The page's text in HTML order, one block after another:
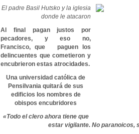
El padre Basil Hutsko y la iglesia
donde le atacaron
Al final pagan justos por
pecadores, y eso no,
Francisco, que paguen los
delincuentes que cometieron y
encubrieron estas atrocidades.
Una universidad católica de
Pensilvania quitará de sus
edificios los nombres de
obispos encubridores
«Todo el clero ahora tiene que
estar vigilante. No paranoicos,